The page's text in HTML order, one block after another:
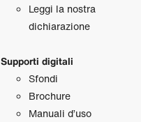
Leggi la nostra
dichiarazione
Supporti digitali
Sfondi
Brochure
Manuali d’uso